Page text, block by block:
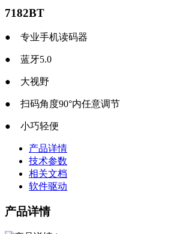
7182BT
● 专业手机读码器
● 蓝牙5.0
● 大视野
● 扫码角度90°内任意调节
● 小巧轻便
产品详情
技术参数
相关文档
软件驱动
产品详情